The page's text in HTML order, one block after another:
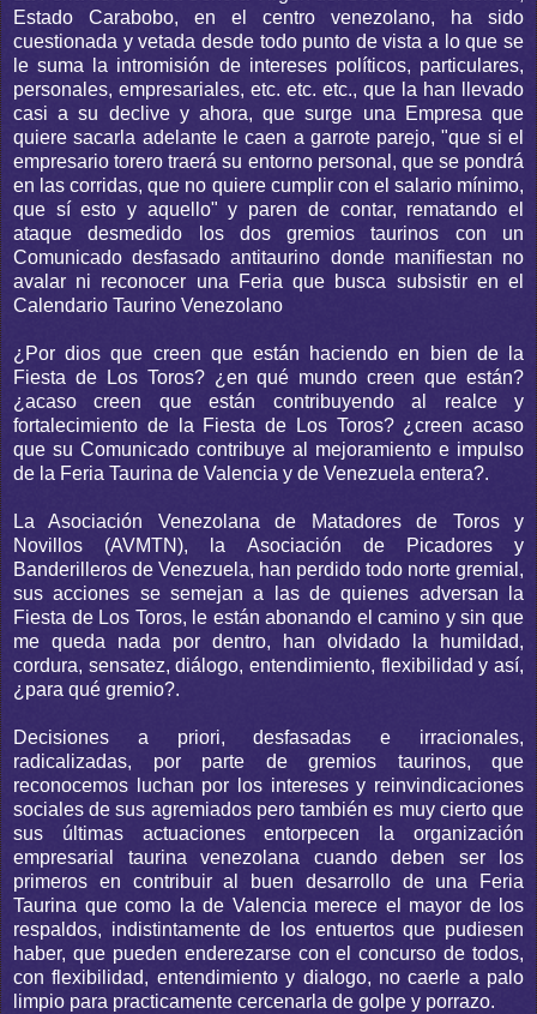
Estado Carabobo, en el centro venezolano, ha sido
cuestionada y vetada desde todo punto de vista a lo que se
le suma la intromisión de intereses políticos, particulares,
personales, empresariales, etc. etc. etc., que la han llevado
casi a su declive y ahora, que surge una Empresa que
quiere sacarla adelante le caen a garrote parejo, "que si el
empresario torero traerá su entorno personal, que se pondrá
en las corridas, que no quiere cumplir con el salario mínimo,
que sí esto y aquello" y paren de contar, rematando el
ataque desmedido los dos gremios taurinos con un
Comunicado desfasado antitaurino donde manifiestan no
avalar ni reconocer una Feria que busca subsistir en el
Calendario Taurino Venezolano
¿Por dios que creen que están haciendo en bien de la
Fiesta de Los Toros? ¿en qué mundo creen que están?
¿acaso creen que están contribuyendo al realce y
fortalecimiento de la Fiesta de Los Toros? ¿creen acaso
que su Comunicado contribuye al mejoramiento e impulso
de la Feria Taurina de Valencia y de Venezuela entera?.
La Asociación Venezolana de Matadores de Toros y
Novillos (AVMTN), la Asociación de Picadores y
Banderilleros de Venezuela, han perdido todo norte gremial,
sus acciones se semejan a las de quienes adversan la
Fiesta de Los Toros, le están abonando el camino y sin que
me queda nada por dentro, han olvidado la humildad,
cordura, sensatez, diálogo, entendimiento, flexibilidad y así,
¿para qué gremio?.
Decisiones a priori, desfasadas e irracionales,
radicalizadas, por parte de gremios taurinos, que
reconocemos luchan por los intereses y reinvindicaciones
sociales de sus agremiados pero también es muy cierto que
sus últimas actuaciones entorpecen la organización
empresarial taurina venezolana cuando deben ser los
primeros en contribuir al buen desarrollo de una Feria
Taurina que como la de Valencia merece el mayor de los
respaldos, indistintamente de los entuertos que pudiesen
haber, que pueden enderezarse con el concurso de todos,
con flexibilidad, entendimiento y dialogo, no caerle a palo
limpio para practicamente cercenarla de golpe y porrazo.